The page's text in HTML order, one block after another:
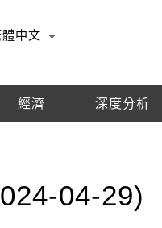
中文
經濟 深度分析
04-29)